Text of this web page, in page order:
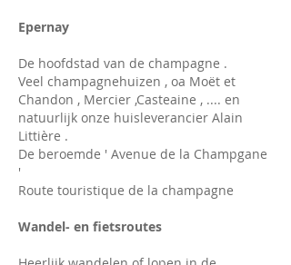
Epernay
De hoofdstad van de champagne .
Veel champagnehuizen , oa Moët et
Chandon , Mercier ,Casteaine , .... en
natuurlijk onze huisleverancier Alain
Littière .
De beroemde ' Avenue de la Champgane
'
Route touristique de la champagne
Wandel- en fietsroutes